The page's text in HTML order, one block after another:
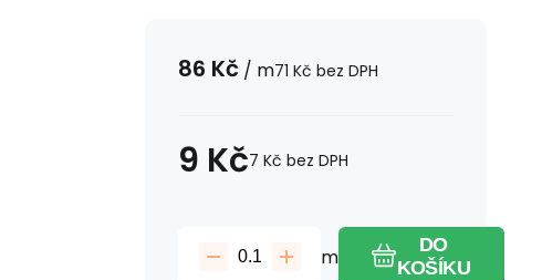
86 Kč / m71 Kč bez DPH
9 Kč7 Kč bez DPH
m
DO
KOŠÍKU